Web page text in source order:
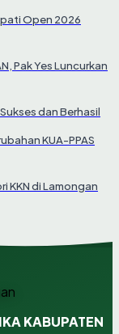
Open 2026
Pak Yes Luncurkan
dan Berhasil
KUA-PPAS
KKN di Lamongan
KABUPATEN